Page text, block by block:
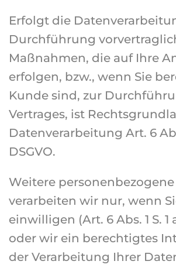
Erfolgt die
Durchführung
Maßnahmen, die auf Ihre
erfolgen, bzw., wenn Sie
Kunde sind, zur
Vertrages, ist
Datenverarbeitung Art. 6
DSGVO.
Weitere
verarbeiten wir nur, wenn
einwilligen (Art. 6 Abs. 1 S. 1
oder wir ein berechtigtes
der Verarbeitung Ihrer